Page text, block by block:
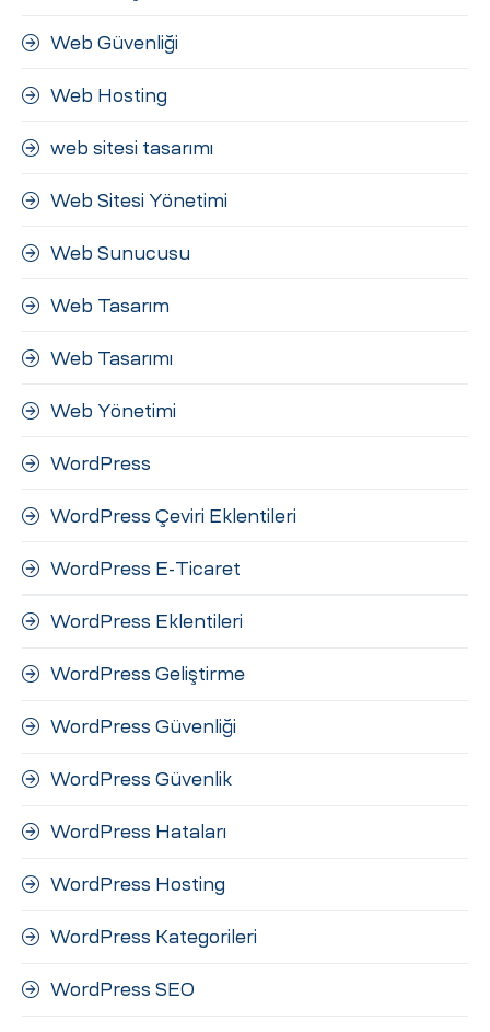
Web Güvenliği
Web Hosting
web sitesi tasarımı
Web Sitesi Yönetimi
Web Sunucusu
Web Tasarım
Web Tasarımı
Web Yönetimi
WordPress
WordPress Çeviri Eklentileri
WordPress E-Ticaret
WordPress Eklentileri
WordPress Geliştirme
WordPress Güvenliği
WordPress Güvenlik
WordPress Hataları
WordPress Hosting
WordPress Kategorileri
WordPress SEO